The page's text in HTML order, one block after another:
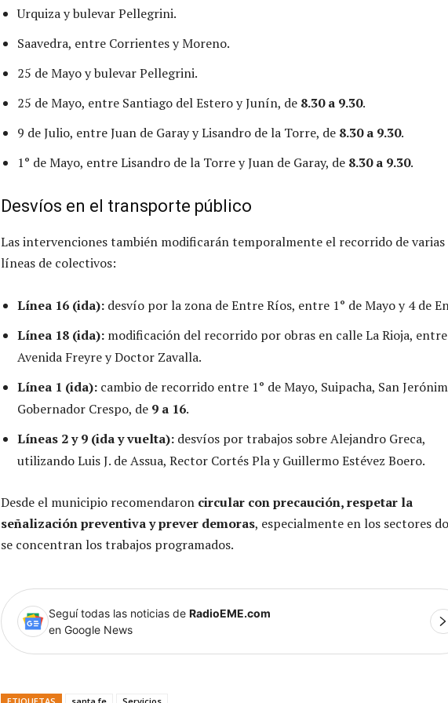
Urquiza y bulevar Pellegrini.
Saavedra, entre Corrientes y Moreno.
25 de Mayo y bulevar Pellegrini.
25 de Mayo, entre Santiago del Estero y Junín, de 8.30 a 9.30.
9 de Julio, entre Juan de Garay y Lisandro de la Torre, de 8.30 a 9.30.
1° de Mayo, entre Lisandro de la Torre y Juan de Garay, de 8.30 a 9.30.
Desvíos en el transporte público
Las intervenciones también modificarán temporalmente el recorrido de varias
líneas de colectivos:
Línea 16 (ida): desvío por la zona de Entre Ríos, entre 1° de Mayo y 4 de
Línea 18 (ida): modificación del recorrido por obras en calle La Rioja, entre
Avenida Freyre y Doctor Zavalla.
Línea 1 (ida): cambio de recorrido entre 1° de Mayo, Suipacha, San
Gobernador Crespo, de 9 a 16.
Líneas 2 y 9 (ida y vuelta): desvíos por trabajos sobre Alejandro Greca,
utilizando Luis J. de Assua, Rector Cortés Pla y Guillermo Estévez Boero.
Desde el municipio recomendaron circular con precaución, respetar la
señalización preventiva y prever demoras, especialmente en los sectores
se concentran los trabajos programados.
Seguí todas las noticias de RadioEME.com
en Google News